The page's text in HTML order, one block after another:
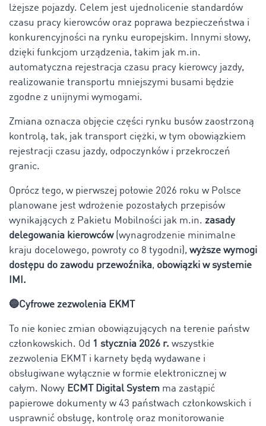
lżejsze pojazdy. Celem jest ujednolicenie standardów
czasu pracy kierowców oraz poprawa bezpieczeństwa i
konkurencyjności na rynku europejskim. Innymi słowy,
dzięki funkcjom urządzenia, takim jak m.in.
automatyczna rejestracja czasu pracy kierowcy jazdy,
realizowanie transportu mniejszymi busami będzie
zgodne z unijnymi wymogami.
Zmiana oznacza objęcie części rynku busów zaostrzoną
kontrolą, tak, jak transport ciężki, w tym obowiązkiem
rejestracji czasu jazdy, odpoczynków i przekroczeń
granic.
Oprócz tego, w pierwszej połowie 2026 roku w Polsce
planowane jest wdrożenie pozostałych przepisów
wynikających z Pakietu Mobilności jak m.in. zasady
delegowania kierowców (wynagrodzenie minimalne
kraju docelowego, powroty co 8 tygodni), wyższe wymogi
dostępu do zawodu przewoźnika, obowiązki w systemie
IMI.
🔵Cyfrowe zezwolenia EKMT
To nie koniec zmian obowiązujących na terenie państw
członkowskich. Od 1 stycznia 2026 r. wszystkie
zezwolenia EKMT i karnety będą wydawane i
obsługiwane wyłącznie w formie elektronicznej w
całym. Nowy ECMT Digital System ma zastąpić
papierowe dokumenty w 43 państwach członkowskich i
usprawnić obsługę, kontrolę oraz monitorowanie